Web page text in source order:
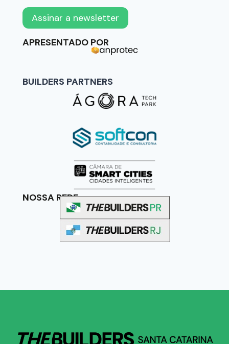
APRESENTADO POR
BUILDERS PARTNERS
NOSSA REDE